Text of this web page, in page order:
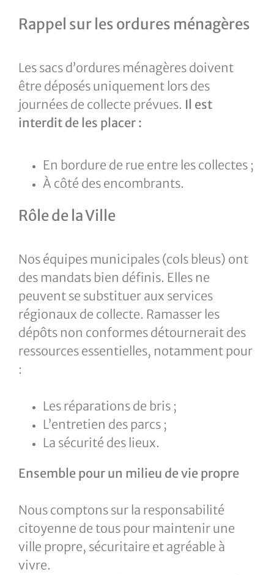
Rappel sur les ordures ménagères
Les sacs d’ordures ménagères doivent
être déposés uniquement lors des
journées de collecte prévues. Il est
interdit de les placer :
En bordure de rue entre les collectes ;
À côté des encombrants.
Rôle de la Ville
Nos équipes municipales (cols bleus) ont
des mandats bien définis. Elles ne
peuvent se substituer aux services
régionaux de collecte. Ramasser les
dépôts non conformes détournerait des
ressources essentielles, notamment pour
:
Les réparations de bris ;
L’entretien des parcs ;
La sécurité des lieux.
Ensemble pour un milieu de vie propre
Nous comptons sur la responsabilité
citoyenne de tous pour maintenir une
ville propre, sécuritaire et agréable à
vivre.